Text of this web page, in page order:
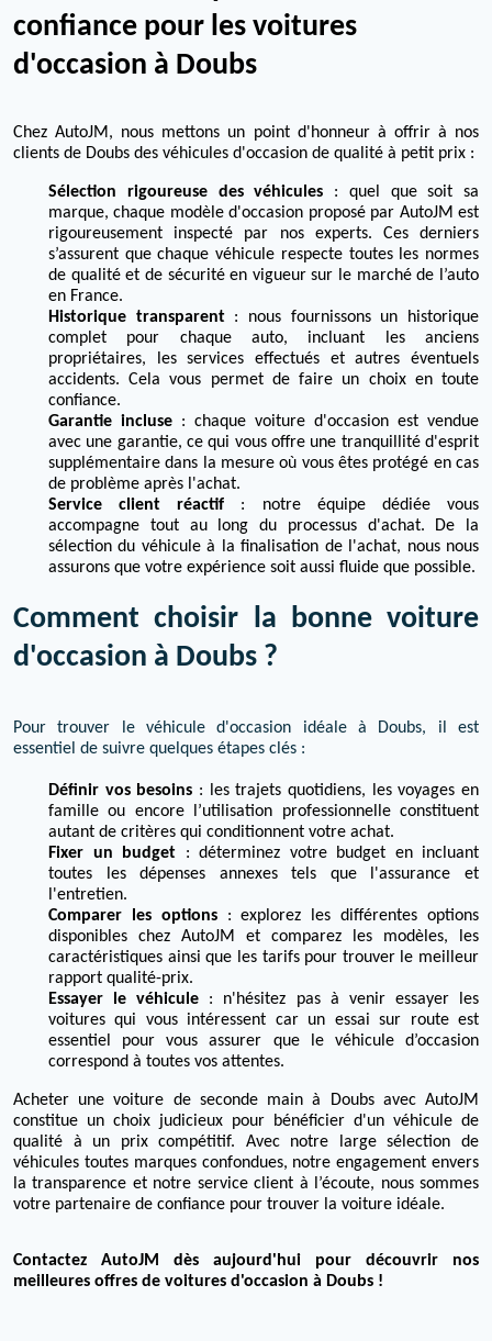
confiance pour les voitures
d'occasion à Doubs
Chez AutoJM, nous mettons un point d'honneur à offrir à nos
clients de Doubs des véhicules d'occasion de qualité à petit prix :
Sélection rigoureuse des véhicules : quel que soit sa
marque, chaque modèle d'occasion proposé par AutoJM est
rigoureusement inspecté par nos experts. Ces derniers
s’assurent que chaque véhicule respecte toutes les normes
de qualité et de sécurité en vigueur sur le marché de l’auto
en France.
Historique transparent: nous fournissons un historique
complet pour chaque auto, incluant les anciens
propriétaires, les services effectués et autres éventuels
accidents. Cela vous permet de faire un choix en toute
confiance.
Garantie incluse : chaque voiture d'occasion est vendue
avec une garantie, ce qui vous offre une tranquillité d'esprit
supplémentaire dans la mesure où vous êtes protégé en cas
de problème après l'achat.
Service client réactif : notre équipe dédiée vous
accompagne tout au long du processus d'achat. De la
sélection du véhicule à la finalisation de l'achat, nous nous
assurons que votre expérience soit aussi fluide que possible.
Comment choisir la bonne voiture
d'occasion à Doubs ?
Pour trouver le véhicule d'occasion idéale à Doubs, il est
essentiel de suivre quelques étapes clés :
Définir vos besoins : les trajets quotidiens, les voyages en
famille ou encore l’utilisation professionnelle constituent
autant de critères qui conditionnent votre achat.
Fixer un budget : déterminez votre budget en incluant
toutes les dépenses annexes tels que l'assurance et
l'entretien.
Comparer les options: explorez les différentes options
disponibles chez AutoJM et comparez les modèles, les
caractéristiques ainsi que les tarifs pour trouver le meilleur
rapport qualité-prix.
Essayer le véhicule : n'hésitez pas à venir essayer les
voitures qui vous intéressent car un essai sur route est
essentiel pour vous assurer que le véhicule d’occasion
correspond à toutes vos attentes.
Acheter une voiture de seconde main à Doubs avec AutoJM
constitue un choix judicieux pour bénéficier d'un véhicule de
qualité à un prix compétitif. Avec notre large sélection de
véhicules toutes marques confondues, notre engagement envers
la transparence et notre service client à l’écoute, nous sommes
votre partenaire de confiance pour trouver la voiture idéale.
Contactez AutoJM dès aujourd'hui pour découvrir nos
meilleures offres de voitures d'occasion à Doubs !